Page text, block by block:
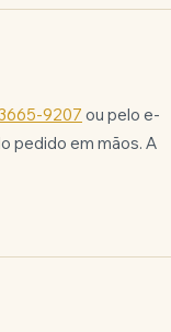
9207 ou pelo e-
pedido em mãos. A